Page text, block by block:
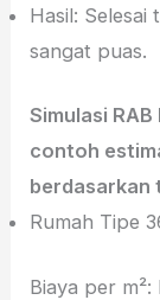
Hasil:
sangat puas.
Simulasi RAB
contoh
berdasarkan
Rumah Tipe
Biaya per